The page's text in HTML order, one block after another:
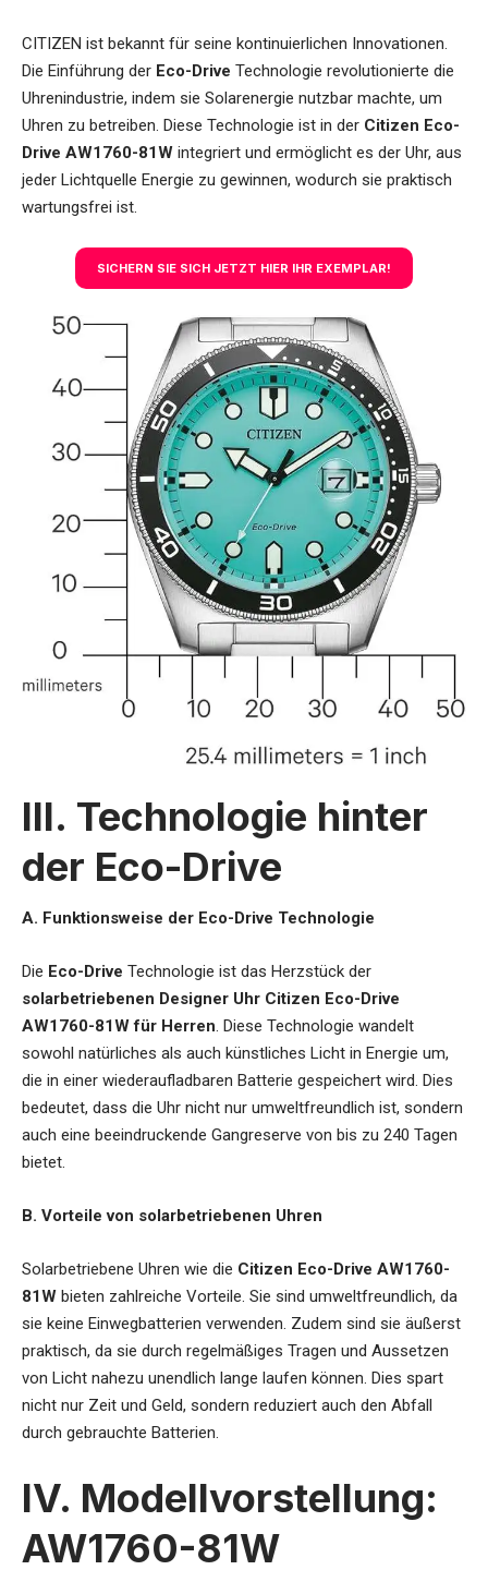
CITIZEN ist bekannt für seine kontinuierlichen Innovationen.
Die Einführung der Eco-Drive Technologie revolutionierte die
Uhrenindustrie, indem sie Solarenergie nutzbar machte, um
Uhren zu betreiben. Diese Technologie ist in der Citizen Eco-
Drive AW1760-81W integriert und ermöglicht es der Uhr, aus
jeder Lichtquelle Energie zu gewinnen, wodurch sie praktisch
wartungsfrei ist.
SICHERN SIE SICH JETZT HIER IHR EXEMPLAR!
III. Technologie hinter
der Eco-Drive
A. Funktionsweise der Eco-Drive Technologie
Die Eco-Drive Technologie ist das Herzstück der
solarbetriebenen Designer Uhr Citizen Eco-Drive
AW1760-81W für Herren . Diese Technologie wandelt
sowohl natürliches als auch künstliches Licht in Energie um,
die in einer wiederaufladbaren Batterie gespeichert wird. Dies
bedeutet, dass die Uhr nicht nur umweltfreundlich ist, sondern
auch eine beeindruckende Gangreserve von bis zu 240 Tagen
bietet.
B. Vorteile von solarbetriebenen Uhren
Solarbetriebene Uhren wie die Citizen Eco-Drive AW1760-
81W bieten zahlreiche Vorteile. Sie sind umweltfreundlich, da
sie keine Einwegbatterien verwenden. Zudem sind sie äußerst
praktisch, da sie durch regelmäßiges Tragen und Aussetzen
von Licht nahezu unendlich lange laufen können. Dies spart
nicht nur Zeit und Geld, sondern reduziert auch den Abfall
durch gebrauchte Batterien.
IV. Modellvorstellung:
AW1760-81W